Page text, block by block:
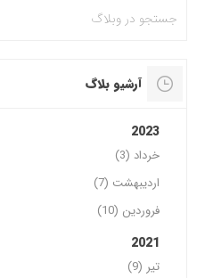
آرشیو بلاگ
2023
خرداد (3)
اردیبهشت (7)
فروردین (10)
2021
تیر (9)